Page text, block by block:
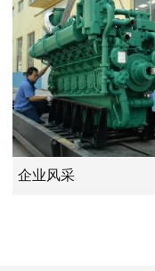
业等等行业的照明和
国、朝鲜、欧美、东
公司以优良的品
为发电机行业新时代
企业风采